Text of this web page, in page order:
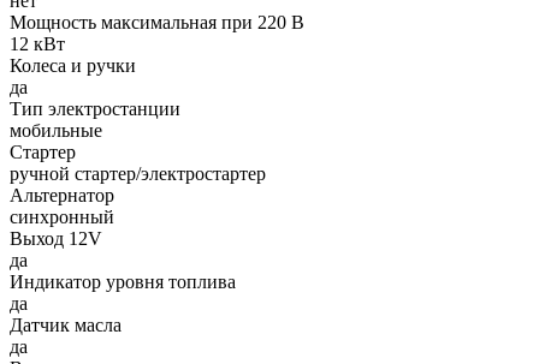
Мощность максимальная при 220 В
12 кВт
Колеса и ручки
да
Тип электростанции
мобильные
Стартер
ручной стартер/электростартер
Альтернатор
синхронный
Выход 12V
да
Индикатор уровня топлива
да
Датчик масла
да